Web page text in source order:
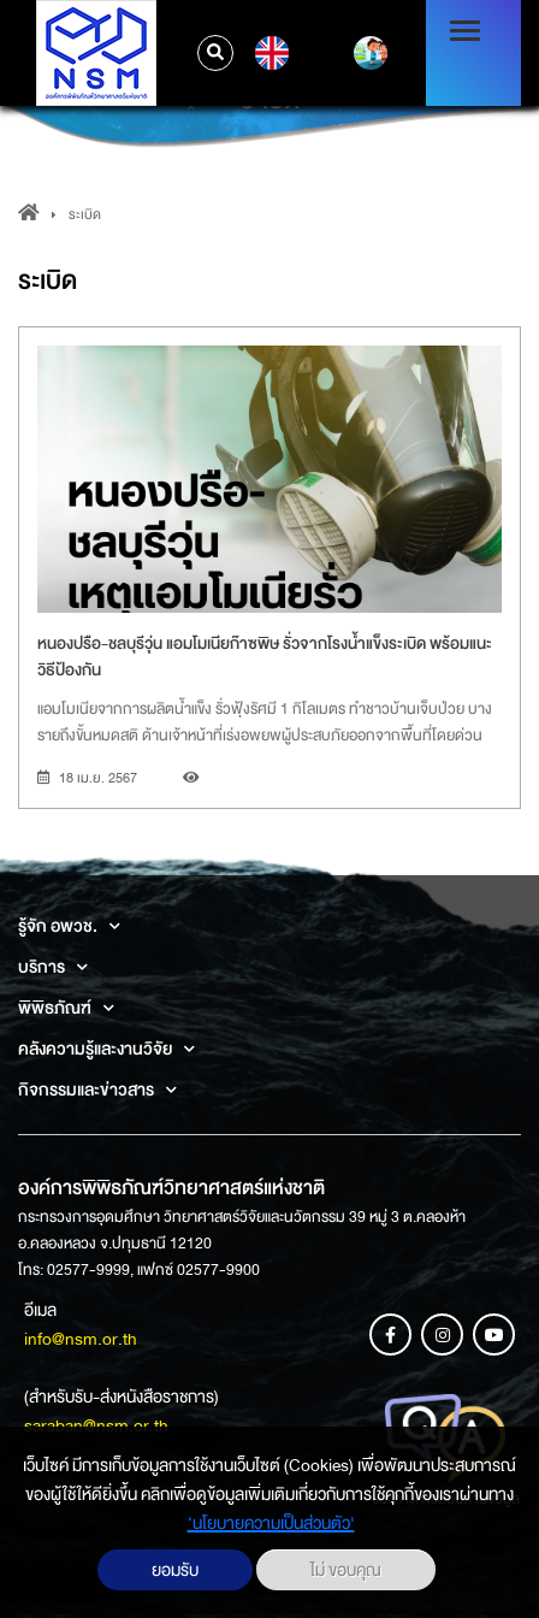
ระเบิด
ระเบิด
ระเบิด
หนองปรือ-ชลบุรีวุ่น แอมโมเนียก๊าซพิษ รั่วจากโรงน้ำแข็งระเบิด พร้อมแนะ
วิธีป้องกัน
แอมโมเนียจากการผลิตน้ำแข็ง รั่วฟุ้งรัศมี 1 กิโลเมตร ทำชาวบ้านเจ็บป่วย บาง
รายถึงขั้นหมดสติ ด้านเจ้าหน้าที่เร่งอพยพผู้ประสบภัยออกจากพื้นที่โดยด่วน
18 เม.ย. 2567
รู้จัก อพวช.
บริการ
พิพิธภัณฑ์
คลังความรู้และงานวิจัย
กิจกรรมและข่าวสาร
องค์การพิพิธภัณฑ์วิทยาศาสตร์แห่งชาติ
กระทรวงการอุดมศึกษา วิทยาศาสตร์วิจัยและนวัตกรรม 39 หมู่ 3 ต.คลองห้า
อ.คลองหลวง จ.ปทุมธานี 12120
โทร: 02577-9999, แฟกซ์ 02577-9900
อีเมล
info@nsm.or.th
(สำหรับรับ-ส่งหนังสือราชการ)
saraban@nsm.or.th
ช่องทางการสอบถามข้อมูล
เว็บไซค์ มีการเก็บข้อมูลการใช้งานเว็บไซต์ (Cookies) เพื่อพัฒนาประสบการณ์
ของผู้ใช้ให้ดียิ่งขึ้น คลิกเพื่อดูข้อมูลเพิ่มเติมเกี่ยวกับการใช้คุกกี้ของเราผ่านทาง
‘นโยบายความเป็นส่วนตัว'
ยอมรับ
ไม่ ขอบคุณ